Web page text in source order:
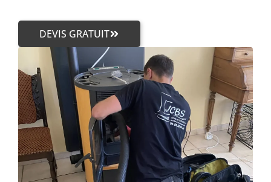
DEVIS GRATUIT